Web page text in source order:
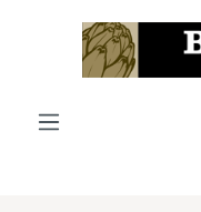
Zum Hauptinhalt